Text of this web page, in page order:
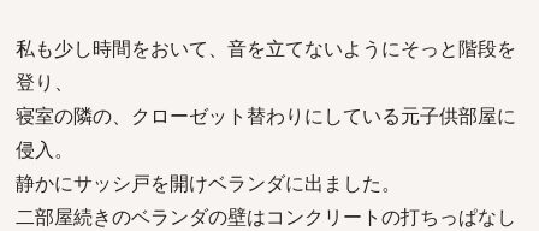
私も少し時間をおいて、音を立てないようにそっと階段を
登り、
寝室の隣の、クローゼット替わりにしている元子供部屋に
侵入。
静かにサッシ戸を開けベランダに出ました。
二部屋続きのベランダの壁はコンクリートの打ちっぱなし